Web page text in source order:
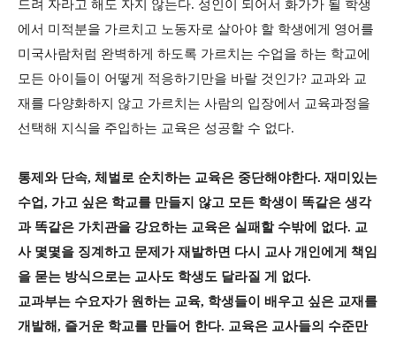
드려 자라고 해도 자지 않는다. 성인이 되어서 화가가 될 학생
에서 미적분을 가르치고 노동자로 살아야 할 학생에게 영어를
미국사람처럼 완벽하게 하도록 가르치는 수업을 하는 학교에
모든 아이들이 어떻게 적응하기만을 바랄 것인가? 교과와 교
재를 다양화하지 않고 가르치는 사람의 입장에서 교육과정을
선택해 지식을 주입하는 교육은 성공할 수 없다.
통제와 단속, 체벌로 순치하는 교육은 중단해야한다. 재미있는
수업, 가고 싶은 학교를 만들지 않고 모든 학생이 똑같은 생각
과 똑같은 가치관을 강요하는 교육은 실패할 수밖에 없다. 교
사 몇몇을 징계하고 문제가 재발하면 다시 교사 개인에게 책임
을 묻는 방식으로는 교사도 학생도 달라질 게 없다.
교과부는 수요자가 원하는 교육, 학생들이 배우고 싶은 교재를
개발해, 즐거운 학교를 만들어 한다. 교육은 교사들의 수준만